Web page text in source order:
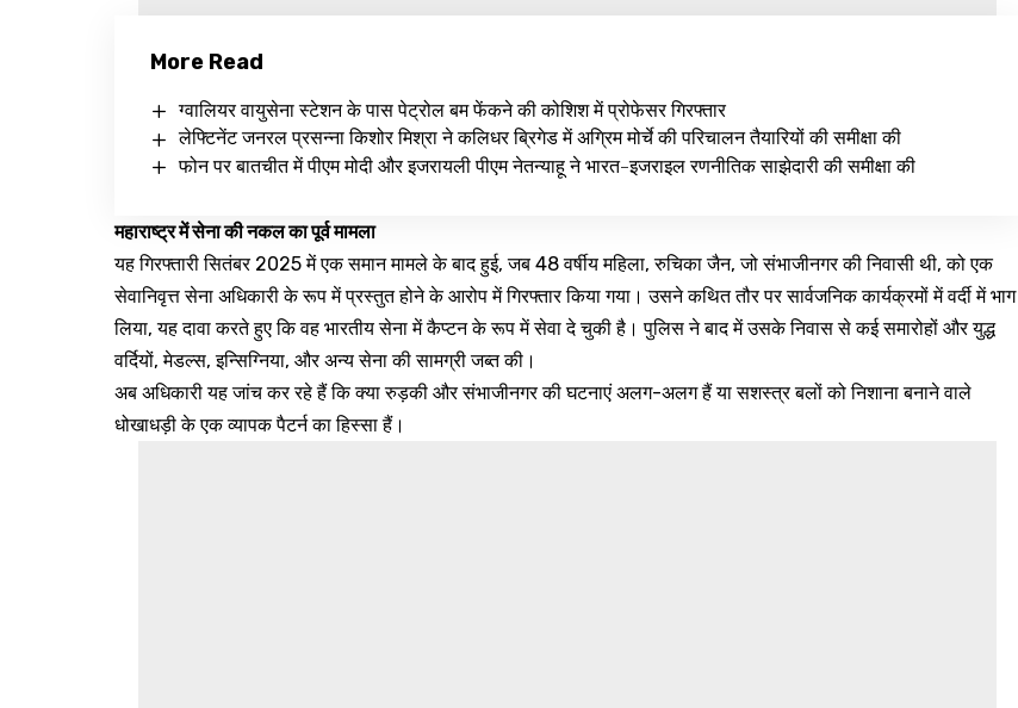
More Read
ग्वालियर वायुसेना स्टेशन के पास पेट्रोल बम फेंकने की कोशिश में प्रोफेसर गिरफ्तार
लेफ्टिनेंट जनरल प्रसन्ना किशोर मिश्रा ने कलिधर ब्रिगेड में अग्रिम मोर्चे की परिचालन तैयारियों की समीक्षा की
फोन पर बातचीत में पीएम मोदी और इजरायली पीएम नेतन्याहू ने भारत-इजराइल रणनीतिक साझेदारी की समीक्षा की
महाराष्ट्र में सेना की नकल का पूर्व मामला
यह गिरफ्तारी सितंबर 2025 में एक समान मामले के बाद हुई, जब 48 वर्षीय महिला, रुचिका जैन, जो संभाजीनगर की निवासी थी, को एक
सेवानिवृत्त सेना अधिकारी के रूप में प्रस्तुत होने के आरोप में गिरफ्तार किया गया। उसने कथित तौर पर सार्वजनिक कार्यक्रमों में वर्दी में भाग
लिया, यह दावा करते हुए कि वह भारतीय सेना में कैप्टन के रूप में सेवा दे चुकी है। पुलिस ने बाद में उसके निवास से कई समारोहों और युद्ध
वर्दियों, मेडल्स, इन्सिग्निया, और अन्य सेना की सामग्री जब्त की।
अब अधिकारी यह जांच कर रहे हैं कि क्या रुड़की और संभाजीनगर की घटनाएं अलग-अलग हैं या सशस्त्र बलों को निशाना बनाने वाले
धोखाधड़ी के एक व्यापक पैटर्न का हिस्सा हैं।